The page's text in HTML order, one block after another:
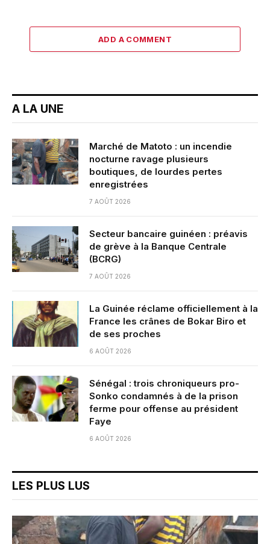
ADD A COMMENT
A LA UNE
Marché de Matoto : un incendie
nocturne ravage plusieurs
boutiques, de lourdes pertes
enregistrées
7 AOÛT 2026
Secteur bancaire guinéen : préavis
de grève à la Banque Centrale
(BCRG)
7 AOÛT 2026
La Guinée réclame officiellement à la
France les crânes de Bokar Biro et
de ses proches
6 AOÛT 2026
Sénégal : trois chroniqueurs pro-
Sonko condamnés à de la prison
ferme pour offense au président
Faye
6 AOÛT 2026
LES PLUS LUS